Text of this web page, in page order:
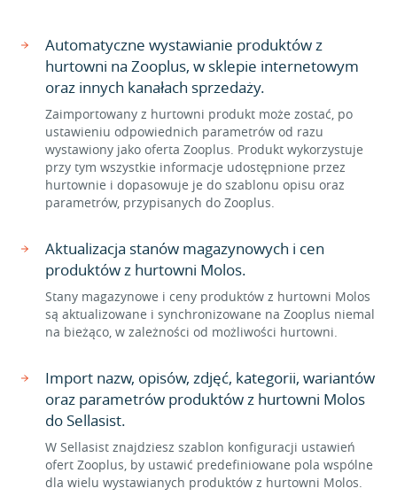
Automatyczne wystawianie produktów z
hurtowni na Zooplus, w sklepie internetowym
oraz innych kanałach sprzedaży.
Zaimportowany z hurtowni produkt może zostać, po
ustawieniu odpowiednich parametrów od razu
wystawiony jako oferta Zooplus. Produkt wykorzystuje
przy tym wszystkie informacje udostępnione przez
hurtownie i dopasowuje je do szablonu opisu oraz
parametrów, przypisanych do Zooplus.
Aktualizacja stanów magazynowych i cen
produktów z hurtowni Molos.
Stany magazynowe i ceny produktów z hurtowni Molos
są aktualizowane i synchronizowane na Zooplus niemal
na bieżąco, w zależności od możliwości hurtowni.
Import nazw, opisów, zdjęć, kategorii, wariantów
oraz parametrów produktów z hurtowni Molos
do Sellasist.
W Sellasist znajdziesz szablon konfiguracji ustawień
ofert Zooplus, by ustawić predefiniowane pola wspólne
dla wielu wystawianych produktów z hurtowni Molos.